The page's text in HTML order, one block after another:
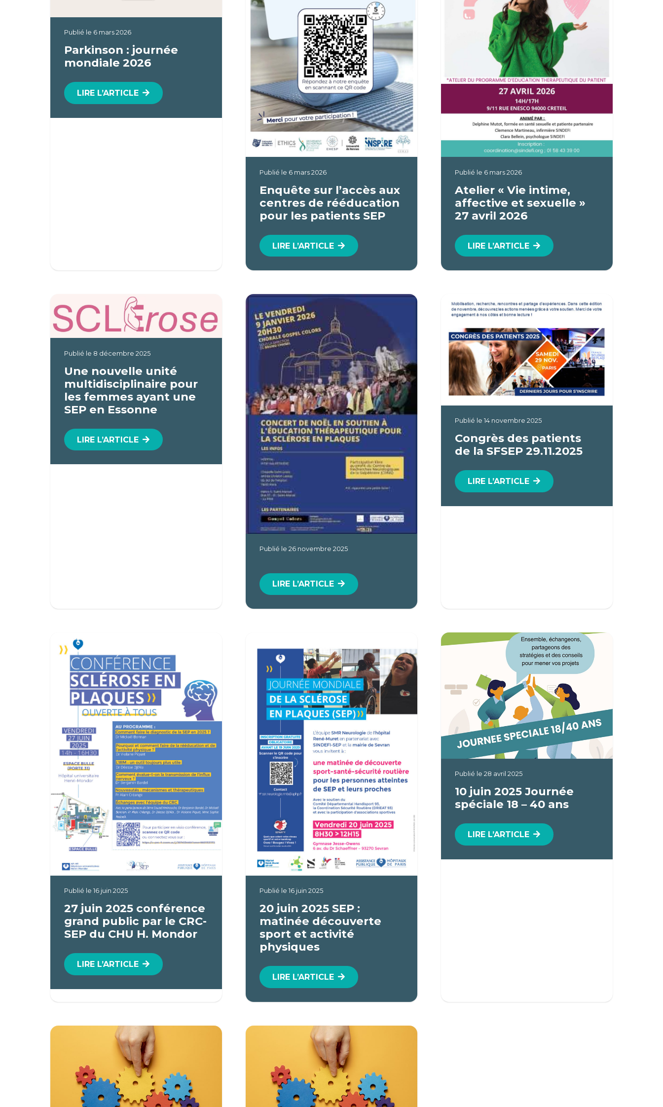
Publié le 6 mars 2026
Parkinson : journée
mondiale 2026
LIRE L’ARTICLE
Publié le 6 mars 2026
Enquête sur l’accès aux
centres de rééducation
pour les patients SEP
LIRE L’ARTICLE
Publié le 6 mars 2026
Atelier « Vie intime,
affective et sexuelle »
27 avril 2026
LIRE L’ARTICLE
Publié le 8 décembre 2025
Une nouvelle unité
multidisciplinaire pour
les femmes ayant une
SEP en Essonne
LIRE L’ARTICLE
Publié le 26 novembre 2025
LIRE L’ARTICLE
Publié le 14 novembre 2025
Congrès des patients
de la SFSEP 29.11.2025
LIRE L’ARTICLE
Publié le 16 juin 2025
27 juin 2025 conférence
grand public par le CRC-
SEP du CHU H. Mondor
LIRE L’ARTICLE
Publié le 16 juin 2025
20 juin 2025 SEP :
matinée découverte
sport et activité
physiques
LIRE L’ARTICLE
Publié le 28 avril 2025
10 juin 2025 Journée
spéciale 18 – 40 ans
LIRE L’ARTICLE